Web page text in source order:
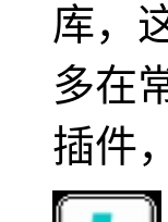
库，
多在
插件